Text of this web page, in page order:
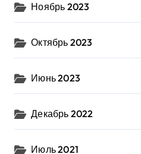
Ноябрь 2023
Октябрь 2023
Июнь 2023
Декабрь 2022
Июль 2021